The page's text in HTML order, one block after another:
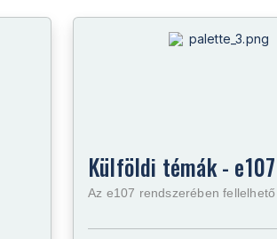
Külföldi témák -
Az e107 rendszerében